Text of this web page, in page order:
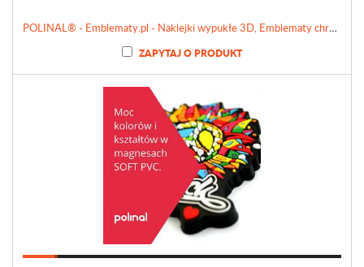
POLINAL® - Emblematy.pl - Naklejki wypukłe 3D, Emblematy chromowane, Tabliczki, Etykiety
ZAPYTAJ O PRODUKT